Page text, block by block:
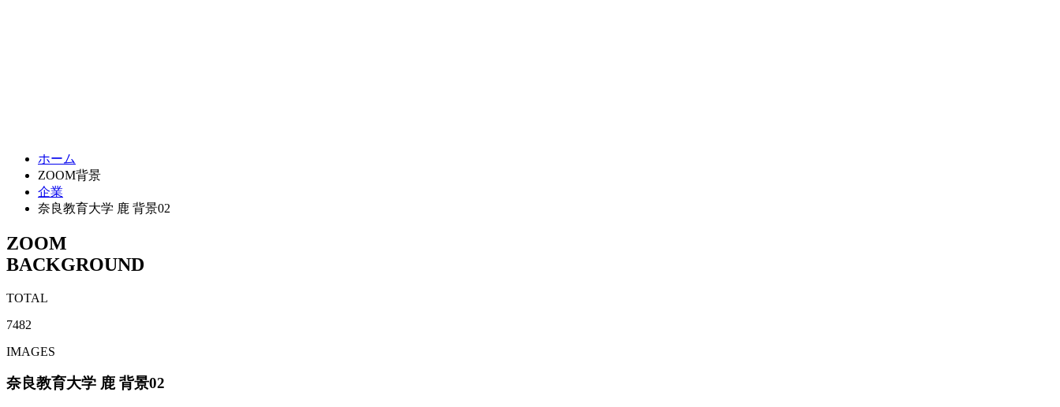
ホーム
ZOOM背景
企業
奈良教育大学 鹿 背景02
ZOOM
BACKGROUND
TOTAL
7482
IMAGES
奈良教育大学 鹿 背景02